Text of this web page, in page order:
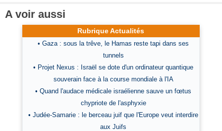
A voir aussi
Rubrique Actualités
• Gaza : sous la trêve, le Hamas reste tapi dans ses
tunnels
• Projet Nexus : Israël se dote d'un ordinateur quantique
souverain face à la course mondiale à l'IA
• Quand l'audace médicale israélienne sauve un fœtus
chypriote de l'asphyxie
• Judée-Samarie : le berceau juif que l'Europe veut interdire
aux Juifs